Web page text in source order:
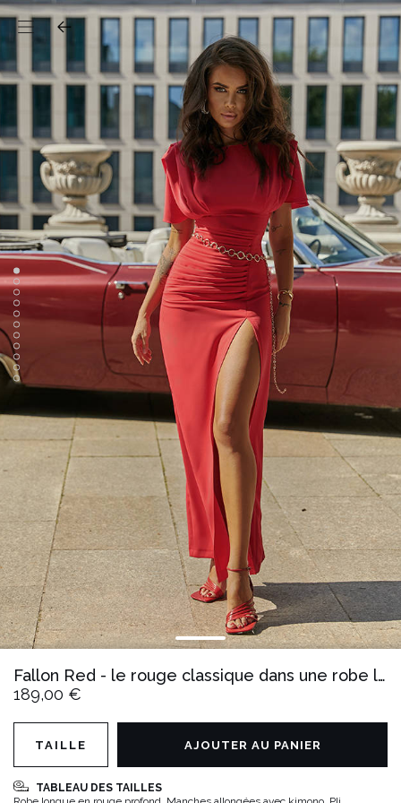
Fallon Red - le rouge classique dans une robe longue
189,00 €
TABLEAU DES TAILLES
TAILLE AJOUTER AU PANIER